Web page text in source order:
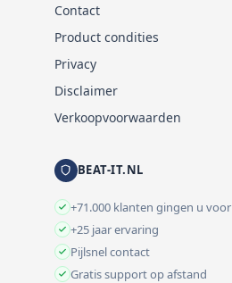
Contact
Product condities
Privacy
Disclaimer
Verkoopvoorwaarden
BEAT-IT.NL
+71.000 klanten gingen u voor
+25 jaar ervaring
Pijlsnel contact
Gratis support op afstand